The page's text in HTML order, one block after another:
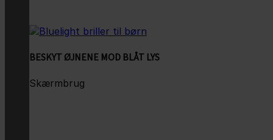
BESKYT ØJNENE MOD BLÅT LYS
Skærmbrug